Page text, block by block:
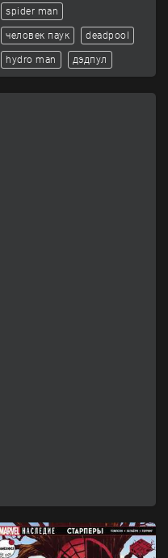
spider man
человек паук deadpool
hydro man дэдпул